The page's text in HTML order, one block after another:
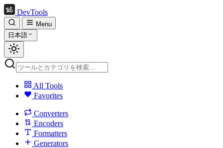
DevTools
Menu
日本語
All Tools
Favorites
Converters
Encoders
Formatters
Generators